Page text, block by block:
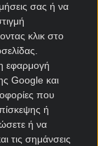
σας ή να
κλικ στο
εφαρμογή
Google και
που
ή
ή να
τις σημάνσεις
αγώνες
έχει
από
σε εννέα
στο
τα